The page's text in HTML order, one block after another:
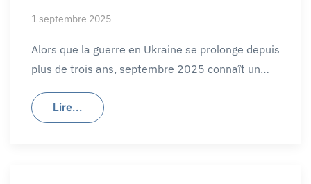
1 septembre 2025
Alors que la guerre en Ukraine se prolonge depuis
plus de trois ans, septembre 2025 connaît un…
Lire...